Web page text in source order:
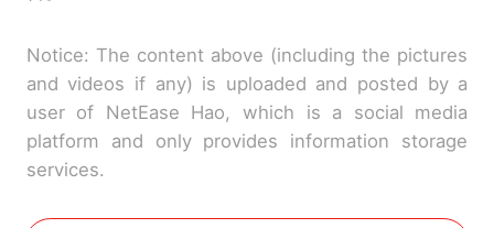
Notice: The content above (including the pictures
and videos if any) is uploaded and posted by a
user of NetEase Hao, which is a social media
platform and only provides information storage
services.